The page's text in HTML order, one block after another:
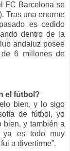
FC Barcelona se
Tras una enorme
es cedido
dentro de la
andaluz posee
6 millones de
el fútbol?
bien, y lo sigo
de fútbol, yo
bien, y también a
ya es todo muy
a divertirme”.